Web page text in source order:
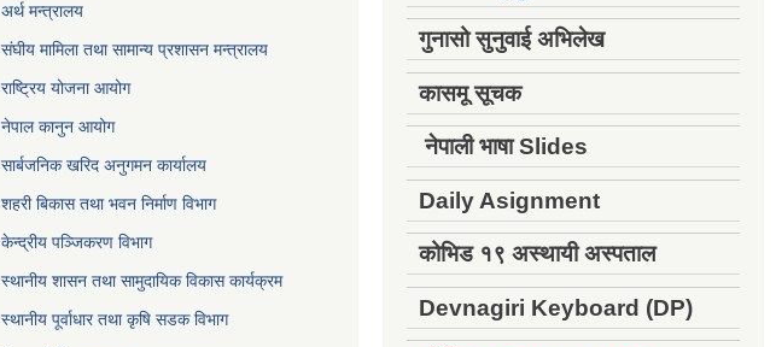
अर्थ मन्त्रालय
संघीय मामिला तथा सामान्य प्रशासन मन्त्रालय
राष्ट्रिय योजना आयोग
नेपाल कानुन आयोग
सार्बजनिक खरिद अनुगमन कार्यालय
शहरी बिकास तथा भवन निर्माण विभाग
केन्द्रीय पञ्जिकरण विभाग
स्थानीय शासन तथा सामुदायिक विकास कार्यक्रम
स्थानीय पूर्वाधार तथा कृषि सडक विभाग
गुनासो सुनुवाई अभिलेख
कासमू सूचक
नेपाली भाषा Slides
Daily Asignment
कोभिड १९ अस्थायी अस्पताल
Devnagiri Keyboard (DP)